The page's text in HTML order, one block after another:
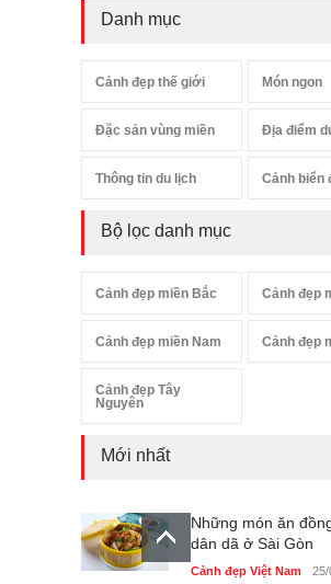
Danh mục
Cảnh đẹp thế giới Món ngon
Đặc sản vùng miền Địa điểm
Thông tin du lịch Cảnh biển
Bộ lọc danh mục
Cảnh đẹp miền Bắc Cảnh đẹp
Cảnh đẹp miền Nam Cảnh đẹp
Cảnh đẹp Tây
Nguyên
Mới nhất
Những món ăn
dân dã ở Sài Gòn
Cảnh đẹp Việt Nam 25/